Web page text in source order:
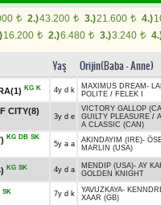
t 2.)43.200 t 3.)21.600 t 4.)
16.200 t 2.)6.480 t 3.)3.240 t
Yaş Orijin(Baba - Anne)
KG K 4y d k MAXIMUS DREAM -
POLITE / FELEK I
CITY(8)
3y d e
VICTORY GALLOP
GUILTY PLEASURE /
A CLASSIC (CAN)
KG DB SK
5y a a AKINDAYIM (IRE)-
MARLIN (USA)
KG SK 4y d a MENDIP (USA)- AY
GOLDEN KNIGHT
SK 7y d k YAVUZKAYA-
XAAR (GB)